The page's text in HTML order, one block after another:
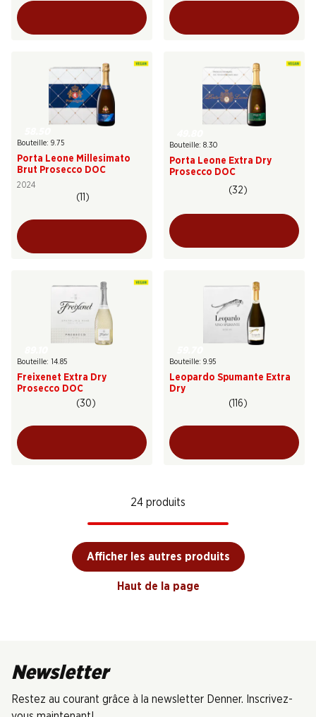
Bouteille: 9.75
Porta Leone Millesimato
Brut Prosecco DOC
2024
(11)
Bouteille: 8.30
Porta Leone Extra Dry
Prosecco DOC
(32)
Bouteille: 14.85
Freixenet Extra Dry
Prosecco DOC
(30)
Bouteille: 9.95
Leopardo Spumante Extra
Dry
(116)
24 produits
Afficher les autres produits
Haut de la page
Newsletter
Restez au courant grâce à la newsletter Denner. Inscrivez-